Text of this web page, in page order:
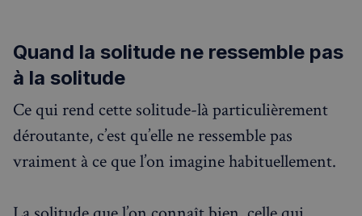
Événements à venir
Quand la solitude ne ressemble pas
à la solitude
Ce qui rend cette solitude-là particulièrement
déroutante, c’est qu’elle ne ressemble pas
vraiment à ce que l’on imagine habituellement.